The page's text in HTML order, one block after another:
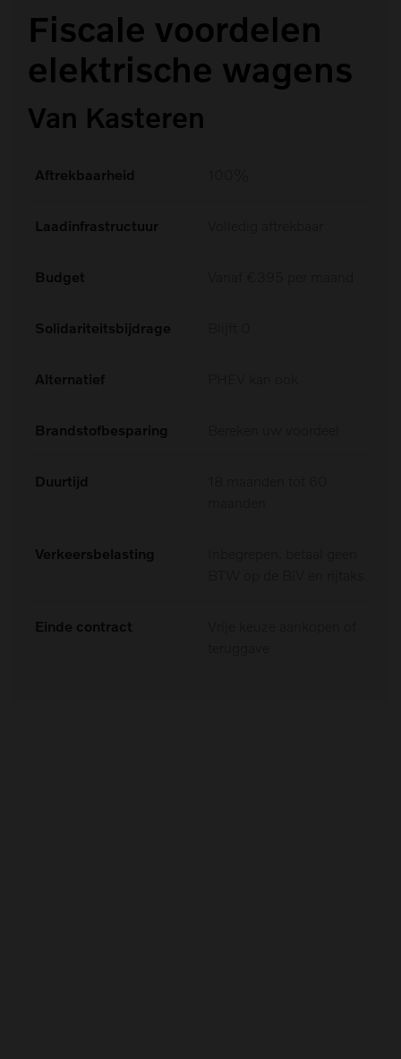
Fiscale voordelen
elektrische wagens
Van Kasteren
Aftrekbaarheid
Laadinfrastructuur
Budget
Solidariteitsbijdrage
Alternatief
Brandstofbesparing
Duurtijd
Verkeersbelasting
Einde contract